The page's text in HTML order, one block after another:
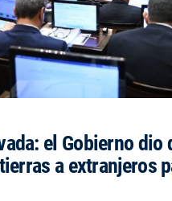
el Gobierno dio
a extranjeros